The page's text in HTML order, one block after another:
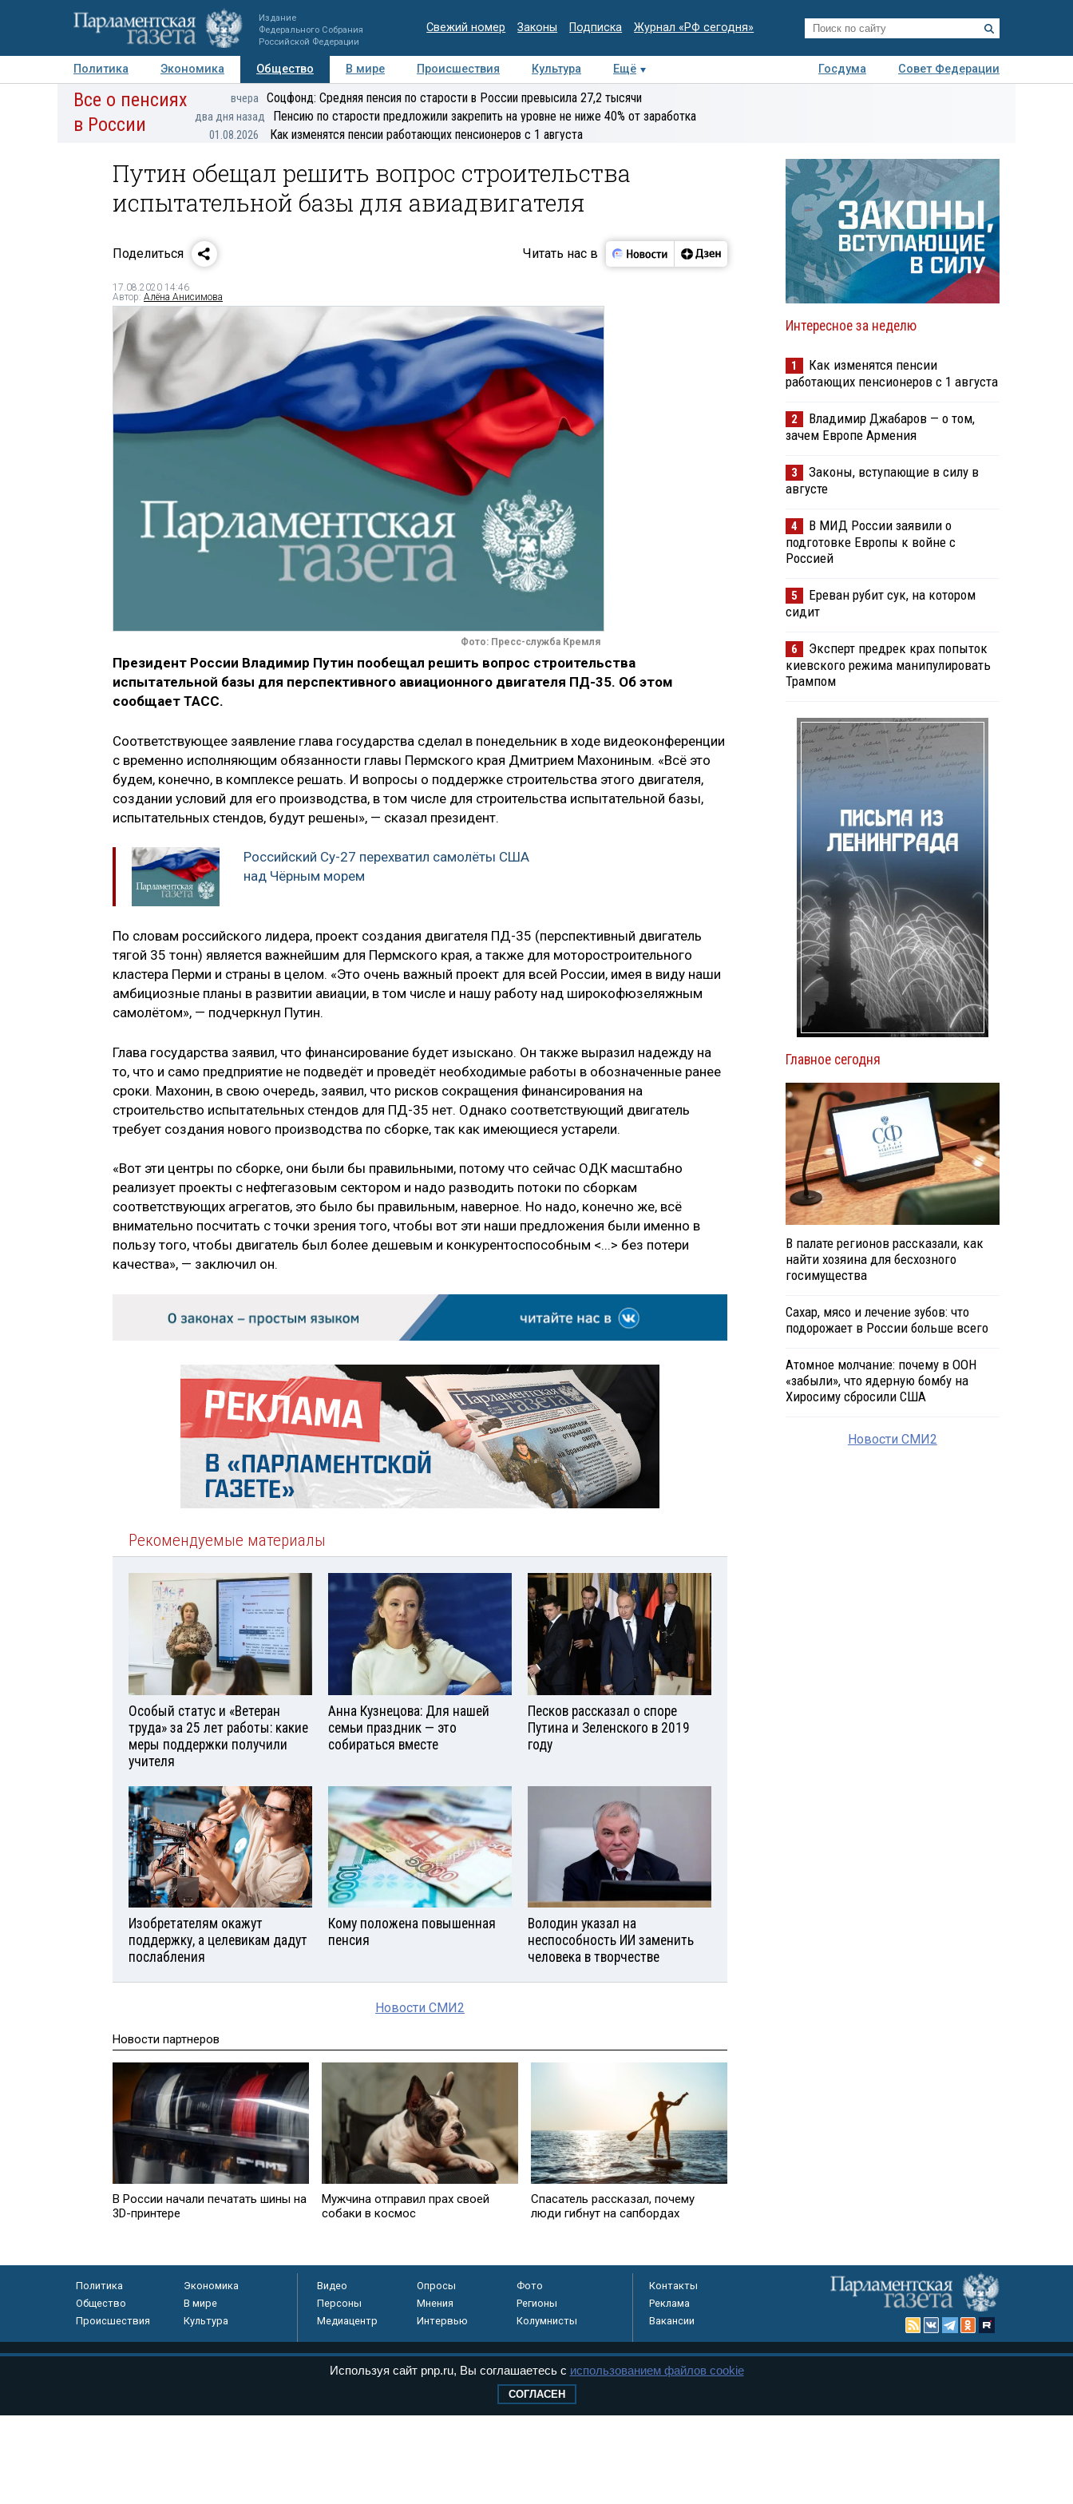
Издание
Федерального Собрания
Российской Федерации
Свежий номер Законы Подписка Журнал «РФ сегодня»
Политика Экономика Общество В мире Происшествия Культура Ещё Госдума
Совет Федерации
Авторы Персоны Мнения Регионы Медиацентр Интервью Колумнисты
экспертиза
Все о пенсиях
в России
вчера Соцфонд: Средняя пенсия по старости в России превысила 27,2 тысячи
два дня назад Пенсию по старости предложили закрепить на уровне не ниже 40% от заработка
01.08.2026 Как изменятся пенсии работающих пенсионеров с 1 августа
Путин обещал решить вопрос строительства
испытательной базы для авиадвигателя
Поделиться Читать нас в
17.08.2020 14:46
Автор: Алёна Анисимова
Фото: Пресс-служба Кремля
Президент России Владимир Путин пообещал решить вопрос строительства
испытательной базы для перспективного авиационного двигателя ПД-35. Об этом
сообщает ТАСС.
Соответствующее заявление глава государства сделал в понедельник в ходе видеоконференции
с временно исполняющим обязанности главы Пермского края Дмитрием Махониным. «Всё это
будем, конечно, в комплексе решать. И вопросы о поддержке строительства этого двигателя,
создании условий для его производства, в том числе для строительства испытательной базы,
испытательных стендов, будут решены», — сказал президент.
Российский Су-27 перехватил самолёты США
над Чёрным морем
По словам российского лидера, проект создания двигателя ПД-35 (перспективный двигатель
тягой 35 тонн) является важнейшим для Пермского края, а также для моторостроительного
кластера Перми и страны в целом. «Это очень важный проект для всей России, имея в виду наши
амбициозные планы в развитии авиации, в том числе и нашу работу над широкофюзеляжным
самолётом», — подчеркнул Путин.
Глава государства заявил, что финансирование будет изыскано. Он также выразил надежду на
то, что и само предприятие не подведёт и проведёт необходимые работы в обозначенные ранее
сроки. Махонин, в свою очередь, заявил, что рисков сокращения финансирования на
строительство испытательных стендов для ПД-35 нет. Однако соответствующий двигатель
требует создания нового производства по сборке, так как имеющиеся устарели.
«Вот эти центры по сборке, они были бы правильными, потому что сейчас ОДК масштабно
реализует проекты с нефтегазовым сектором и надо разводить потоки по сборкам
соответствующих агрегатов, это было бы правильным, наверное. Но надо, конечно же, всё
внимательно посчитать с точки зрения того, чтобы вот эти наши предложения были именно в
пользу того, чтобы двигатель был более дешевым и конкурентоспособным <...> без потери
качества», — заключил он.
Рекомендуемые материалы
Особый статус и «Ветеран
труда» за 25 лет работы: какие
меры поддержки получили
учителя
Анна Кузнецова: Для нашей
семьи праздник — это
собираться вместе
Песков рассказал о споре
Путина и Зеленского в 2019
году
Изобретателям окажут
поддержку, а целевикам дадут
послабления
Кому положена повышенная
пенсия
Володин указал на
неспособность ИИ заменить
человека в творчестве
Новости СМИ2
Новости партнеров
В России начали печатать шины на
3D-принтере
Мужчина отправил прах своей
собаки в космос
Спасатель рассказал, почему
люди гибнут на сапбордах
Интересное за неделю
1
Как изменятся пенсии
работающих пенсионеров с 1 августа
2
Владимир Джабаров — о том,
зачем Европе Армения
3
Законы, вступающие в силу в
августе
4
В МИД России заявили о
подготовке Европы к войне с
Россией
5
Ереван рубит сук, на котором
сидит
6
Эксперт предрек крах попыток
киевского режима манипулировать
Трампом
Главное сегодня
В палате регионов рассказали, как
найти хозяина для бесхозного
госимущества
Сахар, мясо и лечение зубов: что
подорожает в России больше всего
Атомное молчание: почему в ООН
«забыли», что ядерную бомбу на
Хиросиму сбросили США
Новости СМИ2
Политика
Экономика
Общество
В мире
Происшествия
Культура
Видео Опросы
Фото
Персоны
Мнения
Регионы
Медиацентр
Интервью Колумнисты
Контакты
Реклама
Вакансии
Используя сайт pnp.ru, Вы соглашаетесь с использованием файлов cookie
СОГЛАСЕН